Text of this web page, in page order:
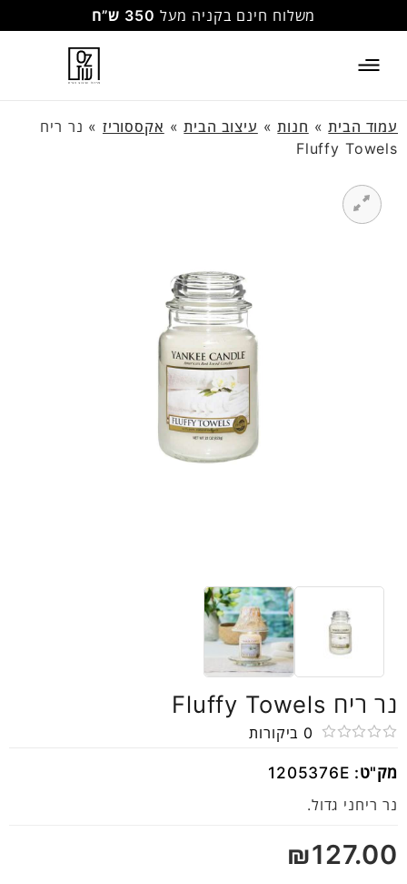
משלוח חינם בקניה מעל 350 ש”ח
עמוד הבית» חנות» עיצוב הבית» אקססוריז » נר ריח
Fluffy Towels
נר ריח Fluffy Towels
0
מתוך
0 ביקורות
מק"ט: 1205376E
נר ריחני גדול.
₪127.00